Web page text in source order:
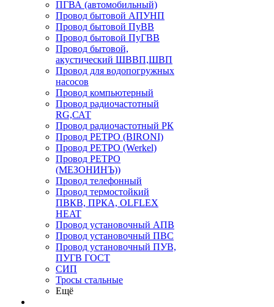
ПГВА (автомобильный)
Провод бытовой АПУНП
Провод бытовой ПуВВ
Провод бытовой ПуГВВ
Провод бытовой,
акустический ШВВП,ШВП
Провод для водопогружных
насосов
Провод компьютерный
Провод радиочастотный
RG,САТ
Провод радиочастотный РК
Провод РЕТРО (BIRONI)
Провод РЕТРО (Werkel)
Провод РЕТРО
(МЕЗОНИНЪ))
Провод телефонный
Провод термостойкий
ПВКВ, ПРКА, OLFLEX
HEAT
Провод установочный АПВ
Провод установочный ПВС
Провод установочный ПУВ,
ПУГВ ГОСТ
СИП
Тросы стальные
Ещё